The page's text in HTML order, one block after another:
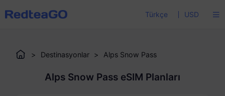
Türkçe USD
> Destinasyonlar > Alps Snow Pass
Alps Snow Pass eSIM Planları